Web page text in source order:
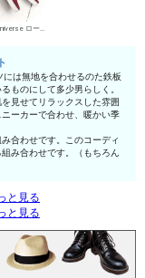
nano･universe ローカットスニーカー
は無地を合わせるのた鉄板
ものにして多少男らしく。
見せてリラックスした雰囲
ーカーで合わせ、暖かい季
合わせです。このコーディ
み合わせです。（もちろん
と見る
と見る